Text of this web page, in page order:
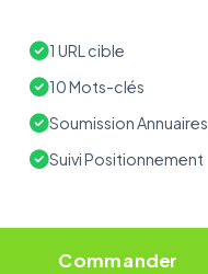
1 URL cible
10 Mots-clés
Soumission Annuaires
Suivi Positionnement
Commander